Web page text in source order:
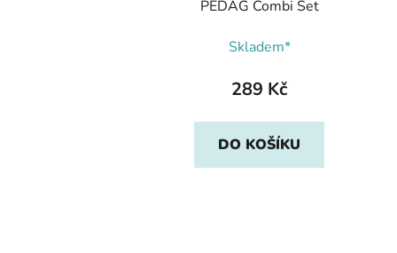
PEDAG Combi Set
Skladem*
289 Kč
DO KOŠÍKU